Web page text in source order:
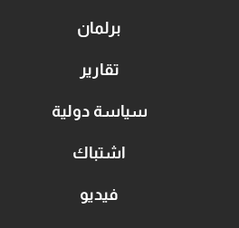
برلمان
تقارير
سياسة دولية
اشتباك
فيديو